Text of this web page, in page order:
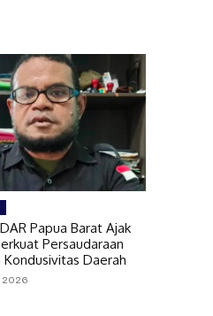
Papua Barat Ajak
Persaudaraan
Kondusivitas Daerah
2026